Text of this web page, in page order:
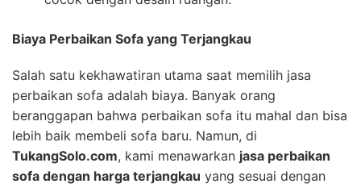
Biaya Perbaikan Sofa yang Terjangkau
Salah satu kekhawatiran utama saat memilih jasa
perbaikan sofa adalah biaya. Banyak orang
beranggapan bahwa perbaikan sofa itu mahal dan bisa
lebih baik membeli sofa baru. Namun, di
TukangSolo.com, kami menawarkan jasa perbaikan
sofa dengan harga terjangkau yang sesuai dengan